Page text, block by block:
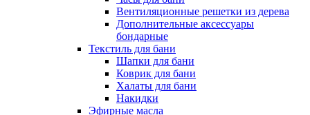
Вентиляционные решетки из дерева
Дополнительные аксессуары
бондарные
Текстиль для бани
Шапки для бани
Коврик для бани
Халаты для бани
Накидки
Эфирные масла